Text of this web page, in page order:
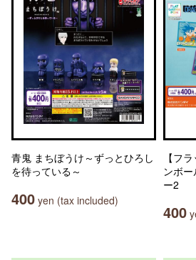
青鬼 まちぼうけ～ずっとひろし
を待っている～
400 yen (tax included)
【フ
ンボ
ー2
400